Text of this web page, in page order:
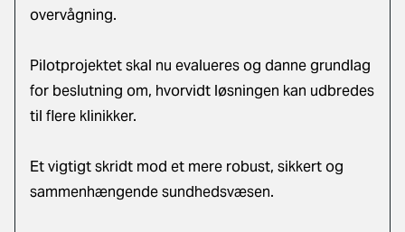
overvågning.
Pilotprojektet skal nu evalueres og danne grundlag
for beslutning om, hvorvidt løsningen kan udbredes
til flere klinikker.
Et vigtigt skridt mod et mere robust, sikkert og
sammenhængende sundhedsvæsen.